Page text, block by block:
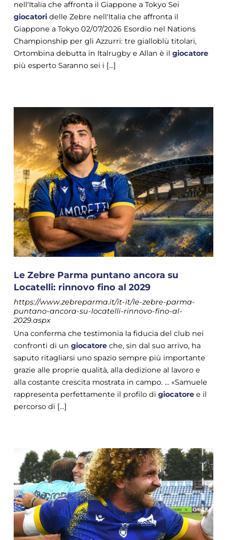
nell'Italia che affronta il Giappone a Tokyo Sei
giocatoridelle Zebre nell'Italia che affronta il
Giappone a Tokyo 02/07/2026 Esordio nel Nations
Championship per gli Azzurri: tre gialloblù titolari,
Ortombina debutta in Italrugby e Allan è il giocatore
più esperto Saranno sei i [...]
Le Zebre Parma puntano ancora su
Locatelli: rinnovo fino al 2029
https://www.zebreparma.it/it-it/le-zebre-parma-
puntano-ancora-su-locatelli-rinnovo-fino-al-
2029.aspx
Una conferma che testimonia la fiducia del club nei
confronti di un giocatoreche, sin dal suo arrivo, ha
saputo ritagliarsi uno spazio sempre più importante
grazie alle proprie qualità, alla dedizione al lavoro e
alla costante crescita mostrata in campo. ... «Samuele
rappresenta perfettamente il profilo di giocatoree il
percorso di [...]